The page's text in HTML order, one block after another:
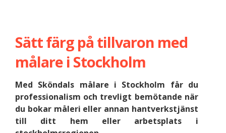
Sätt färg på tillvaron med
målare i Stockholm
Med Sköndals målare i Stockholm får du
professionalism och trevligt bemötande när
du bokar måleri eller annan hantverkstjänst
till ditt hem eller arbetsplats i